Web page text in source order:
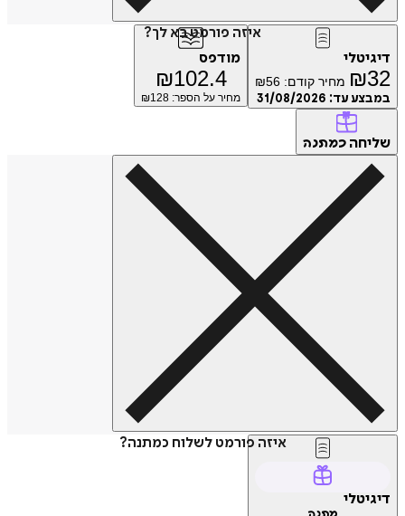
איזה פורמט בא לך?
דיגיטלי
₪32 מחיר קודם: ₪56
במבצע עד: 31/08/2026
מודפס
₪102.4
מחיר על הספר: ₪ 128
שליחה כמתנה
איזה פורמט לשלוח כמתנה?
דיגיטלי